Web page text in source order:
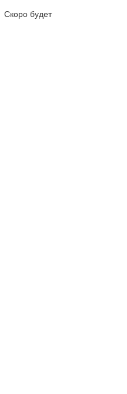
Скоро будет